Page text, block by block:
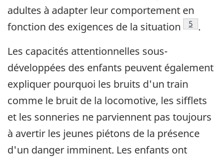
adultes à adapter leur comportement en
fonction des exigences de la situation
Note de
5 .
Les capacités attentionnelles sous-
développées des enfants peuvent également
expliquer pourquoi les bruits d'un train
comme le bruit de la locomotive, les sifflets
et les sonneries ne parviennent pas toujours
à avertir les jeunes piétons de la présence
d'un danger imminent. Les enfants ont